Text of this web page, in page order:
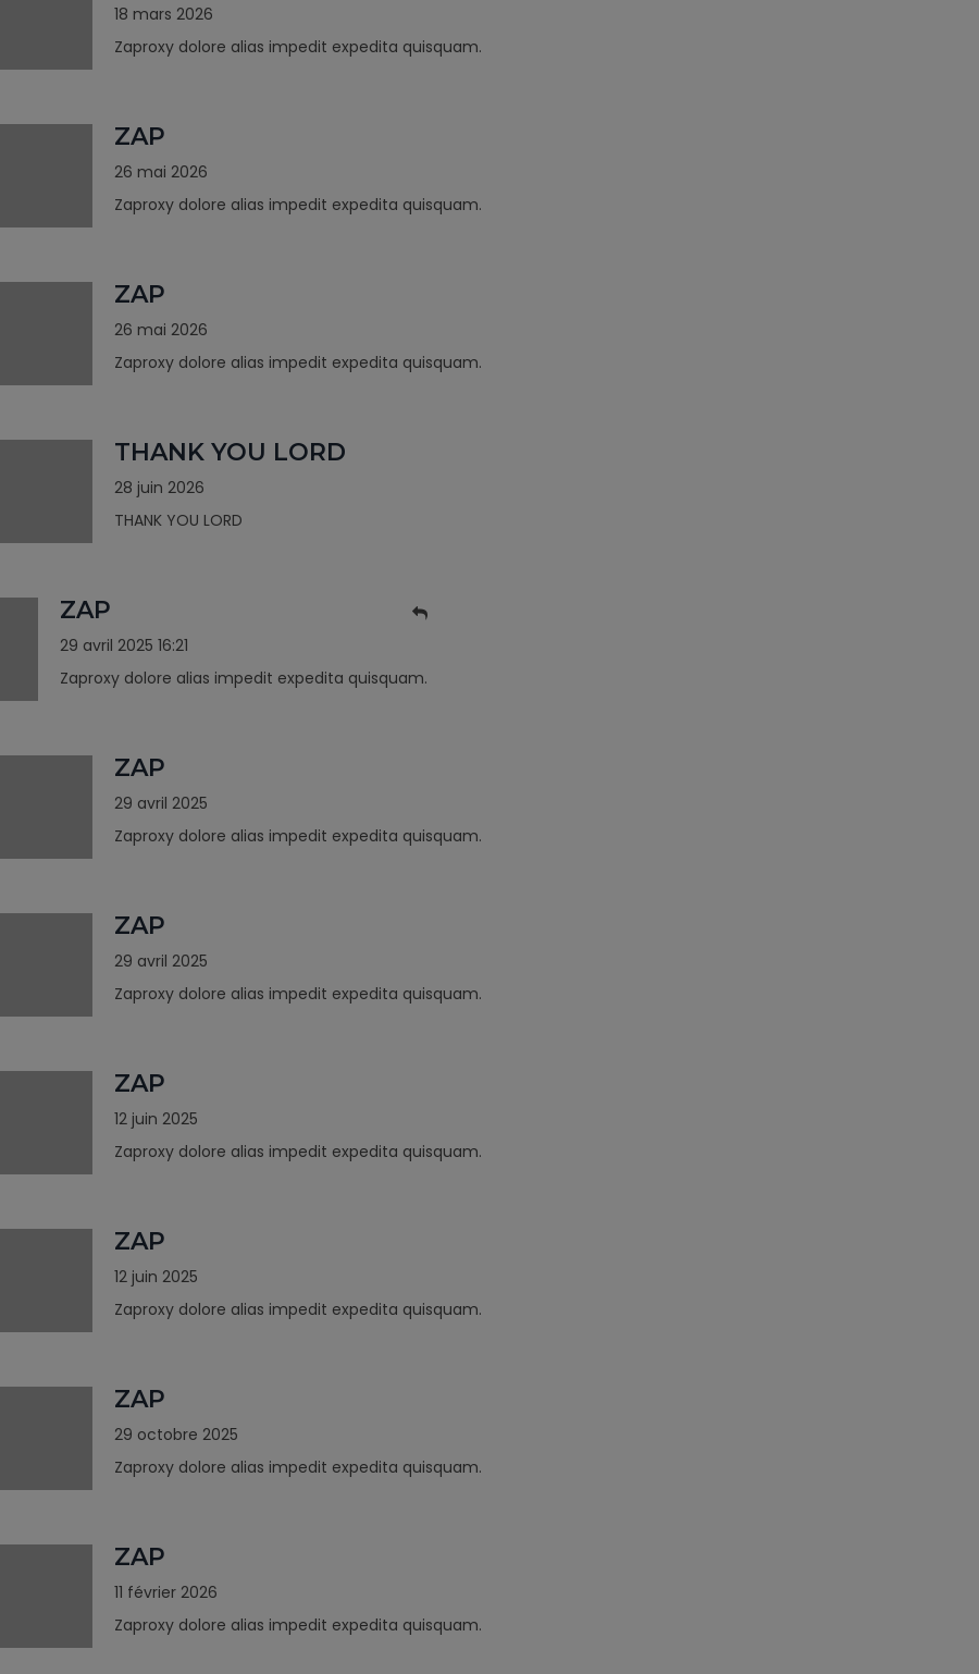
18 mars 2026
Zaproxy dolore alias impedit expedita quisquam.
ZAP
26 mai 2026
Zaproxy dolore alias impedit expedita quisquam.
ZAP
26 mai 2026
Zaproxy dolore alias impedit expedita quisquam.
THANK YOU LORD
28 juin 2026
THANK YOU LORD
ZAP
29 avril 2025 16:21
Zaproxy dolore alias impedit expedita quisquam.
ZAP
29 avril 2025
Zaproxy dolore alias impedit expedita quisquam.
ZAP
29 avril 2025
Zaproxy dolore alias impedit expedita quisquam.
ZAP
12 juin 2025
Zaproxy dolore alias impedit expedita quisquam.
ZAP
12 juin 2025
Zaproxy dolore alias impedit expedita quisquam.
ZAP
29 octobre 2025
Zaproxy dolore alias impedit expedita quisquam.
ZAP
11 février 2026
Zaproxy dolore alias impedit expedita quisquam.